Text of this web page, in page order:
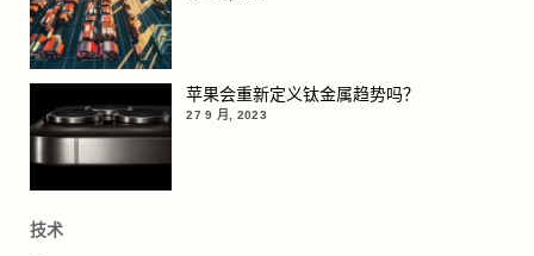
苹果会重新定义钛金属趋势吗？
27 9 月, 2023
技术